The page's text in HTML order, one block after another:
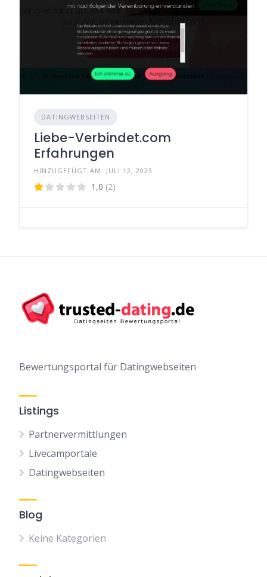
DATINGWEBSEITEN
Liebe-Verbindet.com
Erfahrungen
HINZUGEFÜGT AM: JULI 12, 2023
1,0 (2)
Bewertungsportal für Datingwebseiten
Listings
Partnervermittlungen
Livecamportale
Datingwebseiten
Blog
Keine Kategorien